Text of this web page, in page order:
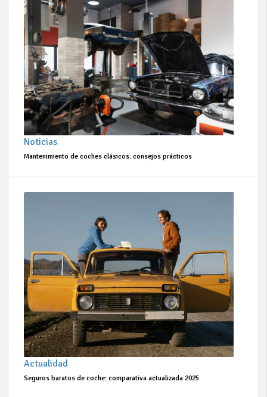
Noticias
Mantenimiento de coches clásicos: consejos prácticos
Actualidad
Seguros baratos de coche: comparativa actualizada 2025